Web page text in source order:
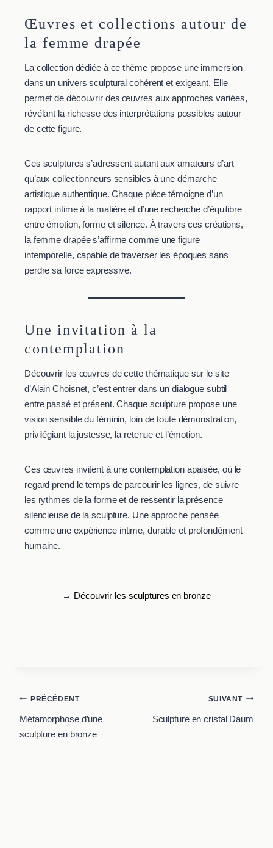
Œuvres et collections autour de
la femme drapée
La collection dédiée à ce thème propose une immersion
dans un univers sculptural cohérent et exigeant. Elle
permet de découvrir des œuvres aux approches variées,
révélant la richesse des interprétations possibles autour
de cette figure.
Ces sculptures s’adressent autant aux amateurs d’art
qu’aux collectionneurs sensibles à une démarche
artistique authentique. Chaque pièce témoigne d’un
rapport intime à la matière et d’une recherche d’équilibre
entre émotion, forme et silence. À travers ces créations,
la femme drapée s’affirme comme une figure
intemporelle, capable de traverser les époques sans
perdre sa force expressive.
Une invitation à la
contemplation
Découvrir les œuvres de cette thématique sur le site
d’Alain Choisnet, c’est entrer dans un dialogue subtil
entre passé et présent. Chaque sculpture propose une
vision sensible du féminin, loin de toute démonstration,
privilégiant la justesse, la retenue et l’émotion.
Ces œuvres invitent à une contemplation apaisée, où le
regard prend le temps de parcourir les lignes, de suivre
les rythmes de la forme et de ressentir la présence
silencieuse de la sculpture. Une approche pensée
comme une expérience intime, durable et profondément
humaine.
→ Découvrir les sculptures en bronze
Navigation
de
l’article
PRÉCÉDENT
Métamorphose d’une
sculpture en bronze
SUIVANT
Sculpture en cristal Daum